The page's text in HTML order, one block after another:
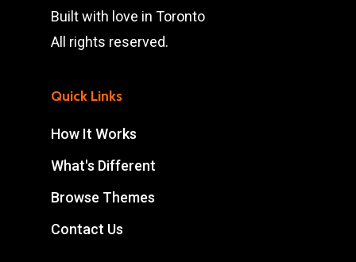
Built with love in Toronto
All rights reserved.
Quick Links
How It Works
What's Different
Browse Themes
Contact Us